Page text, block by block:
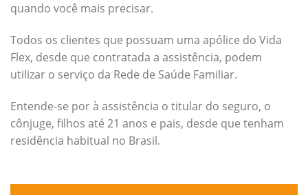
quando você mais precisar.
Todos os clientes que possuam uma apólice do Vida
Flex, desde que contratada a assistência, podem
utilizar o serviço da Rede de Saúde Familiar.
Entende-se por à assistência o titular do seguro, o
cônjuge, filhos até 21 anos e pais, desde que tenham
residência habitual no Brasil.